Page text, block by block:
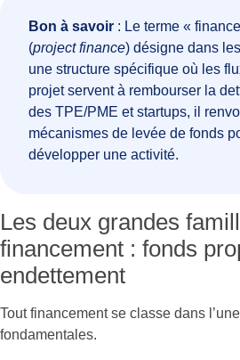
Bon à savoir : Le terme «
(project finance) désigne dans
une structure spécifique où les
projet servent à rembourser la
des TPE/PME et startups, il
mécanismes de levée de fonds
développer une activité.
Les deux grandes
financement : fonds
endettement
Tout financement se classe dans
fondamentales.